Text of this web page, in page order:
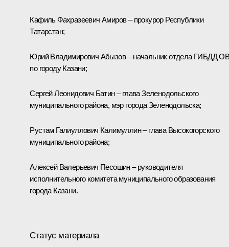
Кафиль Фахразеевич Амиров – прокурор Республики
Татарстан;
Юрий Владимирович Абызов – начальник отдела ГИБДД
по городу Казани;
Сергей Леонидович Батин – глава Зеленодольского
муниципального района, мэр города Зеленодольска;
Рустам Галиуллович Калимуллин – глава Высокогорского
муниципального района;
Алексей Валерьевич Песошин – руководителя
исполнительного комитета муниципального образования
города Казани.
Статус материала